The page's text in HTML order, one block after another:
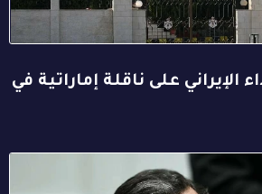
الإيراني على ناقلة إماراتية في